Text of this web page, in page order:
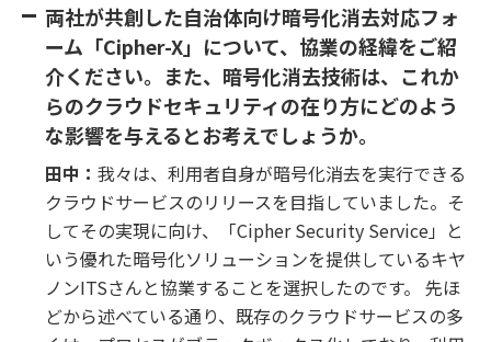
両社が共創した自治体向け暗号化消去対応フォ
ーム「Cipher-X」について、協業の経緯をご紹
介ください。また、暗号化消去技術は、これか
らのクラウドセキュリティの在り方にどのよう
な影響を与えるとお考えでしょうか。
田中： 我々は、利用者自身が暗号化消去を実行できる
クラウドサービスのリリースを目指していました。そ
してその実現に向け、「Cipher Security Service」と
いう優れた暗号化ソリューションを提供しているキヤ
ノンITSさんと協業することを選択したのです。 先ほ
どから述べている通り、既存のクラウドサービスの多